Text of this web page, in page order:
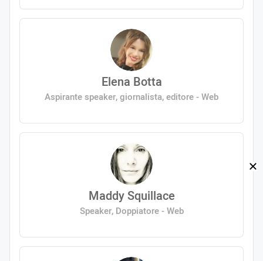
Elena Botta
Aspirante speaker, giornalista, editore - Web
Maddy Squillace
Speaker, Doppiatore - Web